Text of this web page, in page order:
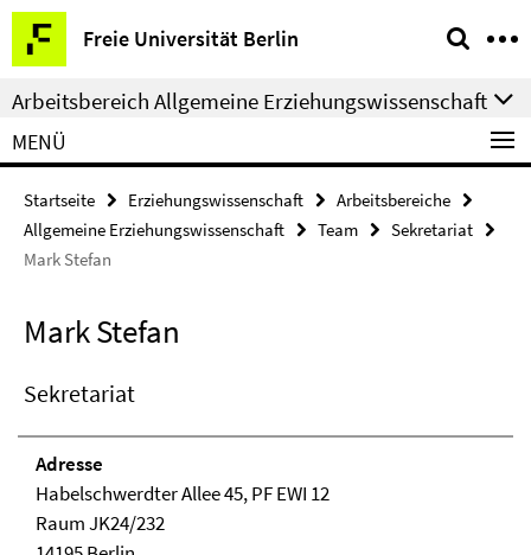
Springe
direkt
zu
Inhalt
Freie Universität Berlin
Service-
Navigation
Arbeitsbereich Allgemeine Erziehungswissenschaft
MENÜ
Startseite Erziehungswissenschaft
Arbeitsbereiche
Allgemeine Erziehungswissenschaft
Team
Sekretariat
Mark Stefan
Mark Stefan
Sekretariat
Adresse
Habelschwerdter Allee 45, PF EWI 12
Raum JK24/232